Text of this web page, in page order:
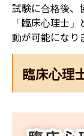
試験に合格後、
「臨床心理士
動が可能になり
臨床心理